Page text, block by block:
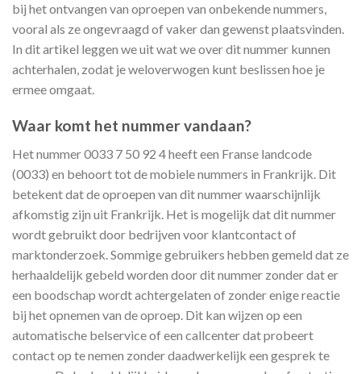
bij het ontvangen van oproepen van onbekende nummers,
vooral als ze ongevraagd of vaker dan gewenst plaatsvinden.
In dit artikel leggen we uit wat we over dit nummer kunnen
achterhalen, zodat je weloverwogen kunt beslissen hoe je
ermee omgaat.
Waar komt het nummer vandaan?
Het nummer 0033 7 50 92 4 heeft een Franse landcode
(0033) en behoort tot de mobiele nummers in Frankrijk. Dit
betekent dat de oproepen van dit nummer waarschijnlijk
afkomstig zijn uit Frankrijk. Het is mogelijk dat dit nummer
wordt gebruikt door bedrijven voor klantcontact of
marktonderzoek. Sommige gebruikers hebben gemeld dat ze
herhaaldelijk gebeld worden door dit nummer zonder dat er
een boodschap wordt achtergelaten of zonder enige reactie
bij het opnemen van de oproep. Dit kan wijzen op een
automatische belservice of een callcenter dat probeert
contact op te nemen zonder daadwerkelijk een gesprek te